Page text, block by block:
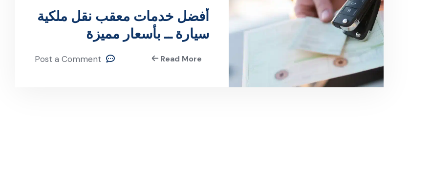
أفضل خدمات معقب نقل ملكية
سيارة ــ بأسعار مميزة
Read More
Post a Comment